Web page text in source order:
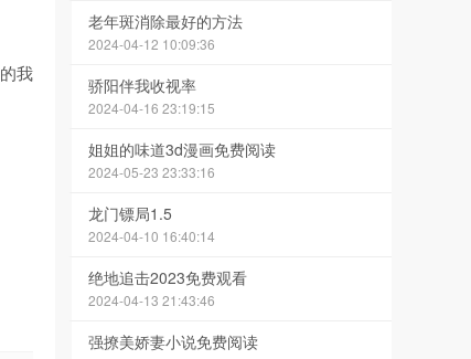
我
老年斑消除最好的方法
2024-04-12 10:09:36
骄阳伴我收视率
2024-04-16 23:19:15
姐姐的味道3d漫画免费阅读
2024-05-23 23:33:16
龙门镖局1.5
2024-04-10 16:40:14
绝地追击2023免费观看
2024-04-13 21:43:46
强撩美娇妻小说免费阅读